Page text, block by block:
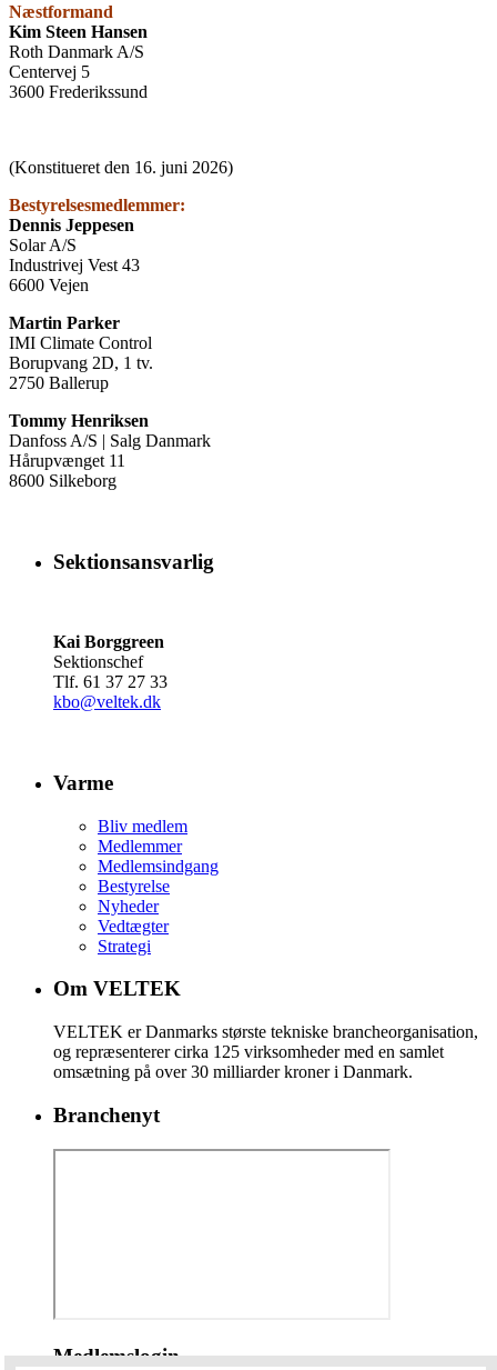
Næstformand
Kim Steen Hansen
Roth Danmark A/S
Centervej 5
3600 Frederikssund
(Konstitueret den 16. juni 2026)
Bestyrelsesmedlemmer:
Dennis Jeppesen
Solar A/S
Industrivej Vest 43
6600 Vejen
Martin Parker
IMI Climate Control
Borupvang 2D, 1 tv.
2750 Ballerup
Tommy Henriksen
Danfoss A/S | Salg Danmark
Hårupvænget 11
8600 Silkeborg
Sektionsansvarlig
Kai Borggreen
Sektionschef
Tlf. 61 37 27 33
kbo@veltek.dk
Varme
Bliv medlem
Medlemmer
Medlemsindgang
Bestyrelse
Nyheder
Vedtægter
Strategi
Om VELTEK
VELTEK er Danmarks største tekniske brancheorganisation,
og repræsenterer cirka 125 virksomheder med en samlet
omsætning på over 30 milliarder kroner i Danmark.
Branchenyt
Medlemslogin